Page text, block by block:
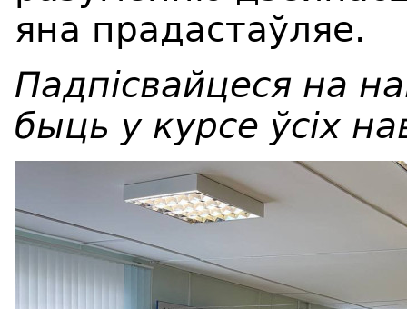
яна прадастаўляе.
Падпісвайцеся на
быць у курсе ўсіх